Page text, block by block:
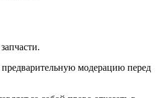
предварительную модерацию перед